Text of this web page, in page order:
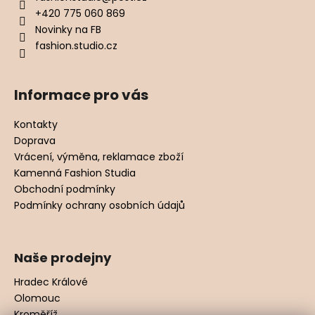
+420 775 060 869
Novinky na FB
fashion.studio.cz
Informace pro vás
Kontakty
Doprava
Vrácení, výměna, reklamace zboží
Kamenná Fashion Studia
Obchodní podmínky
Podmínky ochrany osobních údajů
Naše prodejny
Hradec Králové
Olomouc